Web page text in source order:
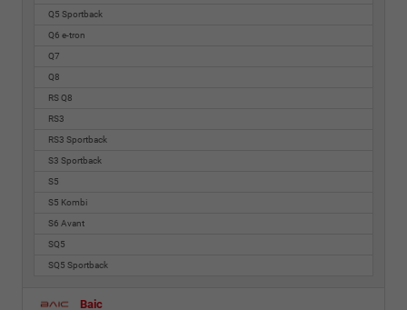
Q5 Sportback
Q6 e-tron
Q7
Q8
RS Q8
RS3
RS3 Sportback
S3 Sportback
S5
S5 Kombi
S6 Avant
SQ5
SQ5 Sportback
Baic